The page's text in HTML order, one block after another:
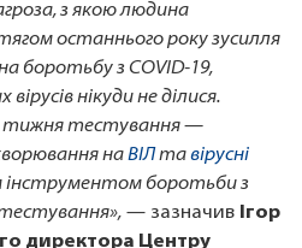
з якою людина
останнього року зусилля
боротьбу з COVID-19,
нікуди не ділися.
тижня тестування —
наВІЛтавірусні
інструментом боротьби з
— зазначив Ігор
директора Центру